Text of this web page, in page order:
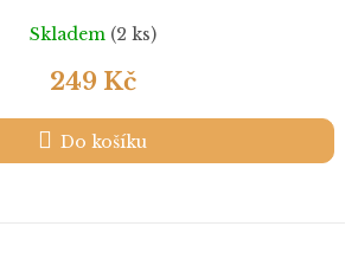
Skladem (2 ks)
249 Kč
Do košíku